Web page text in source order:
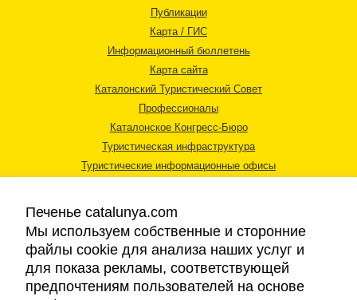
Публикации
Карта / ГИС
Информационный бюллетень
Карта сайта
Каталонский Туристический Совет
Профессионалы
Каталонское Конгресс-Бюро
Туристическая инфраструктура
Туристические информационные офисы
Правовая информация
Печенье catalunya.com
Мы используем собственные и сторонние
файлы cookie для анализа наших услуг и
для показа рекламы, соответствующей
предпочтениям пользователей на основе